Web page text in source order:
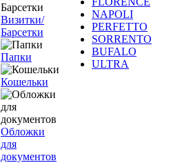
Визитки/
Барсетки
Папки
Кошельки
Обложки
для
документов
NAPOLI
PERFETTO
SORRENTO
BUFALO
ULTRA